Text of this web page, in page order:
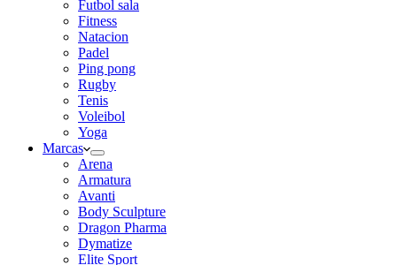
Futbol sala
Fitness
Natacion
Padel
Ping pong
Rugby
Tenis
Voleibol
Yoga
Marcas
Arena
Armatura
Avanti
Body Sculpture
Dragon Pharma
Dymatize
Elite Sport